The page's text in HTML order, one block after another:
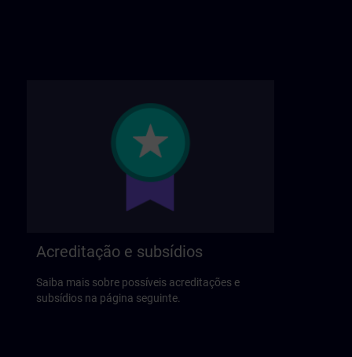
Acreditação e subsídios
Saiba mais sobre possíveis acreditações e
subsídios na página seguinte.